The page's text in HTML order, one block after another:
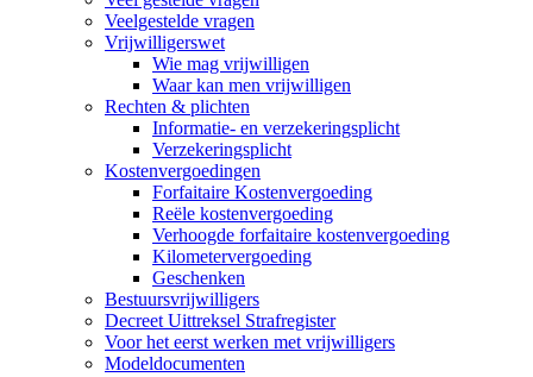
Veelgestelde vragen
Vrijwilligerswet
Wie mag vrijwilligen
Waar kan men vrijwilligen
Rechten & plichten
Informatie- en verzekeringsplicht
Verzekeringsplicht
Kostenvergoedingen
Forfaitaire Kostenvergoeding
Reële kostenvergoeding
Verhoogde forfaitaire kostenvergoeding
Kilometervergoeding
Geschenken
Bestuursvrijwilligers
Decreet Uittreksel Strafregister
Voor het eerst werken met vrijwilligers
Modeldocumenten